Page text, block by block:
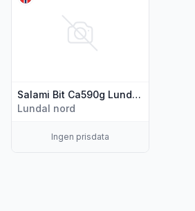
Salami Bit Ca590g Lundal Nord
Lundal nord
Ingen prisdata